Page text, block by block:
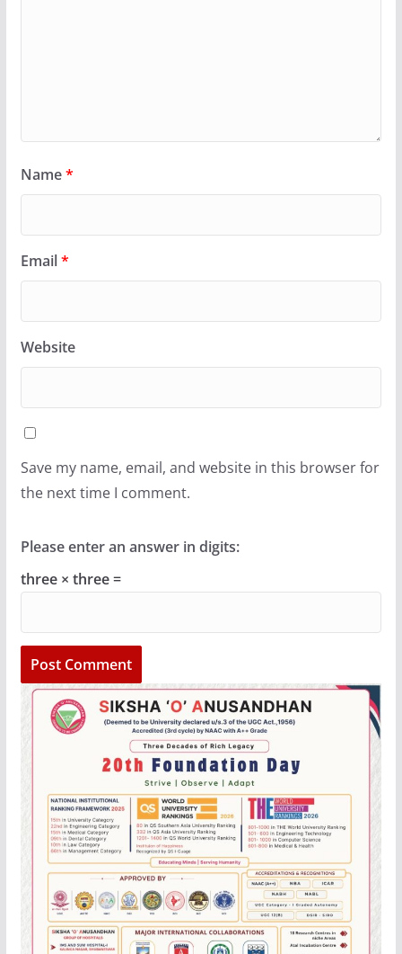
Name*
Email*
Website
Save my name, email, and website in this browser for
the next time I comment.
Please enter an answer in digits:
three × three =